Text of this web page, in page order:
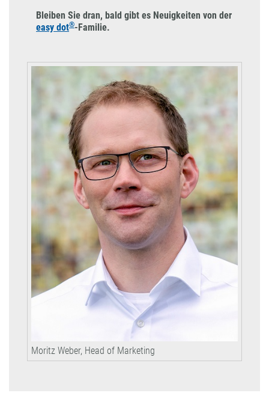
Bleiben Sie dran, bald gibt es Neuigkeiten von der
easy dot®-Familie.
Moritz Weber, Head of Marketing